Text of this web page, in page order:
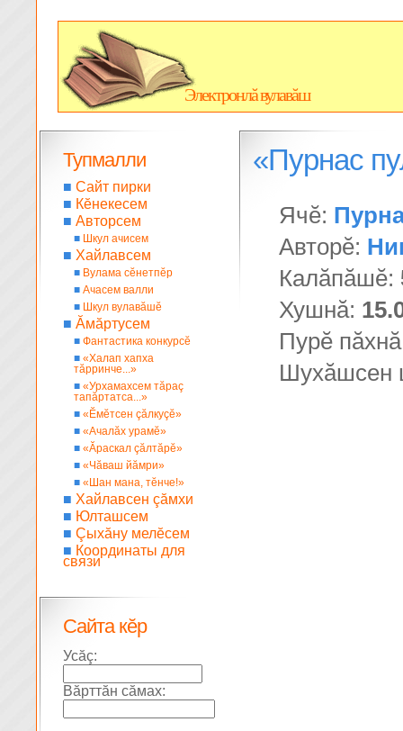
Электронлă вулавăш
«Пурнас
Ячĕ:
Авторĕ:
Калăпăшĕ:
Хушнă:
Пурĕ
Шухăшсен
Тупмалли
■ Сайт пирки
■ Кĕнекесем
■ Авторсем
■ Шкул ачисем
■ Хайлавсем
■ Вулама сĕнетпĕр
■ Ачасем валли
■ Шкул вулавăшĕ
■ Ăмăртусем
■ Фантастика конкурсĕ
■ «Халап хапха
тăрринче...»
■ «Урхамахсем тăраç
тапăртатса...»
■ «Ĕмĕтсен çăлкуçĕ»
■ «Ачалăх урамĕ»
■ «Ăраскал çăлтăрĕ»
■ «Чăваш йăмри»
■ «Шан мана, тĕнче!»
■ Хайлавсен çăмхи
■ Юлташсем
■ Çыхăну мелĕсем
■ Координаты для
связи
Сайта кĕр
Усăç:
Вăрттăн сăмах: